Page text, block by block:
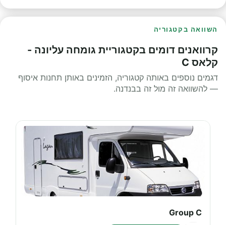
השוואה בקטגוריה
קרוואנים דומים בקטגוריית גומחה עליונה -
קלאס C
דגמים נוספים באותה קטגוריה, הזמינים באותן תחנות איסוף
— להשוואה זה מול זה בבנדנה.
Group C